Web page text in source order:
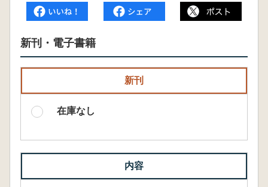
新刊・電子書籍
新刊
在庫なし
内容